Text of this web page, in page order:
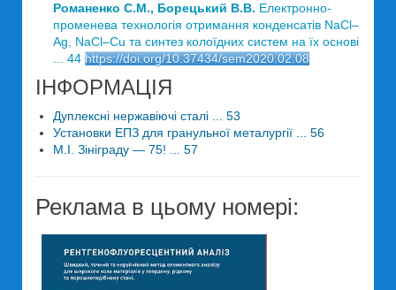
Романенко С.М., Борецький В.В. Електронно-
променева технологія отримання конденсатів NaCl–
Ag, NaCl–Cu та синтез колоїдних систем на їх основі
... 44 https://doi.org/10.37434/sem2020.02.08
ІНФОРМАЦІЯ
Дуплексні нержавіючі сталі ... 53
Установки ЕПЗ для гранульної металургії ... 56
М.І. Зініграду — 75! ... 57
Реклама в цьому номері: